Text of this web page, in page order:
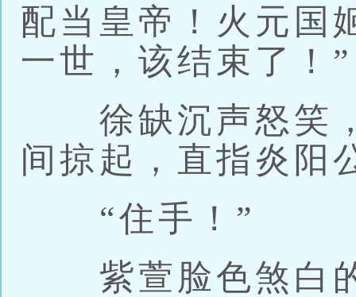
配当皇帝！火元国
一世，该结束了！”
徐缺沉声怒笑，
间掠起，直指炎阳
“住手！”
紫萱脸色煞白的